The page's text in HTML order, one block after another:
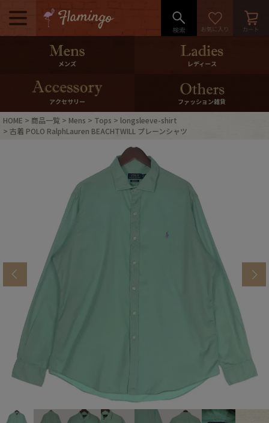
メニュー
500pt＆10％Offクーポンプレゼン
10％0ffクーポンプレゼント
ログイン・会員登録 LINE ID連携
マイページ
ご利用ガイド International Shipping
店舗紹介 特集一覧
ブランドから探す スタッフコーディネート
Outer
メンズ レディース
アクセサリー ファッション雑貨
HOME 商品一覧 Mens Tops
longsleeve-shirt
古着 POLO RalphLauren BEACHTWILL プレーンシャツ